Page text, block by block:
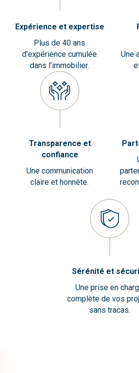
Expérience et expertise
Plus de 40 ans
d’expérience cumulée
dans l’immobilier.
Une
Transparence et
confiance
Une communication
claire et honnête.
Sérénité et
Une prise en
complète de vos
sans tracas.